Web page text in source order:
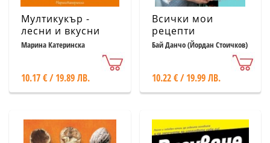
Мултикукър -
лесни и вкусни
рецепти
Марина Катеринска
10.17 € / 19.89 ЛВ.
Всички мои
рецепти
(юбилейно
Бай Данчо (Йордан Стоичков)
10.22 € / 19.99 ЛВ.